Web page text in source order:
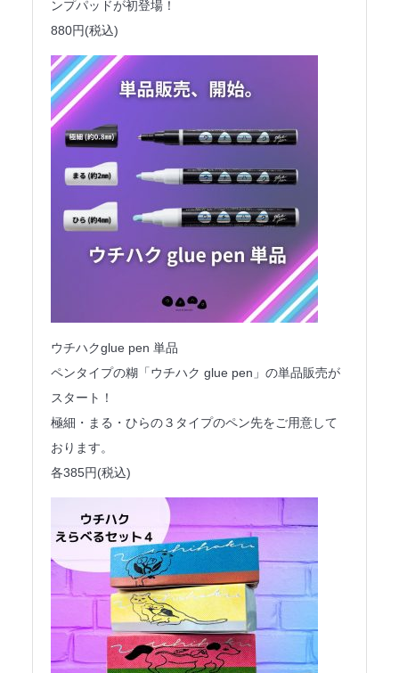
ンプパッドが初登場！
880円(税込)
ウチハクglue pen 単品
ペンタイプの糊「ウチハク glue pen」の単品販売が
スタート！
極細・まる・ひらの３タイプのペン先をご用意して
おります。
各385円(税込)